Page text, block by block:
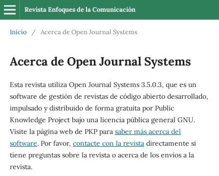
Revista Enfoques de la Comunicación
Inicio / Acerca de Open Journal Systems
Acerca de Open Journal Systems
Esta revista utiliza Open Journal Systems 3.5.0.3, que es un
software de gestión de revistas de código abierto desarrollado,
impulsado y distribuido de forma gratuita por Public
Knowledge Project bajo una licencia pública general GNU.
Visite la página web de PKP para saber más acerca del
software. Por favor, contacte con la revistadirectamente si
tiene preguntas sobre la revista o acerca de los envíos a la
revista.